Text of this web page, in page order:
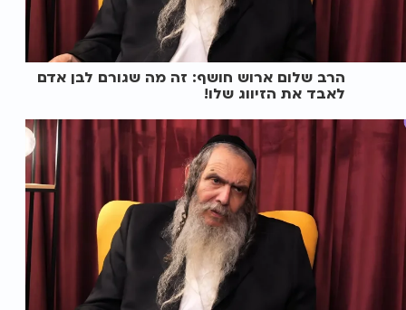
הרב שלום ארוש חושף: זה מה שגורם לבן אדם
לאבד את הזיווג שלו!